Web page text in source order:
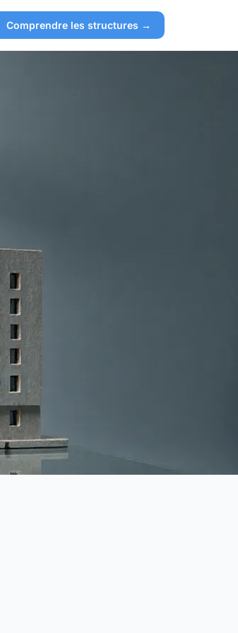
Comprendre les structures →